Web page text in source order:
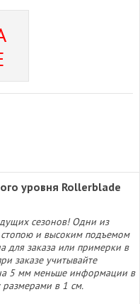
уровня Rollerblade
сезонов! Одни из
и высоким подъемом
для заказа или примерки в
заказе учитывайте
5 мм меньше информации в
размерами в 1 см.